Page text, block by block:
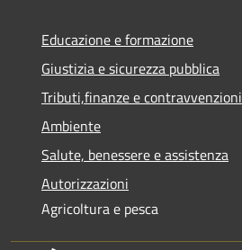
Educazione e formazione
Giustizia e sicurezza pubblica
Tributi,finanze e contravvenzioni
Ambiente
Salute, benessere e assistenza
Autorizzazioni
Agricoltura e pesca